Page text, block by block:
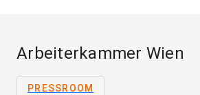
Arbeiterkammer Wien
PRESSROOM